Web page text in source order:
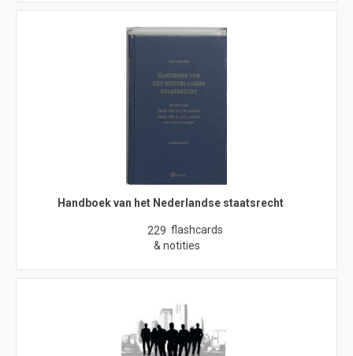
Handboek van het Nederlandse staatsrecht
229 flashcards
& notities